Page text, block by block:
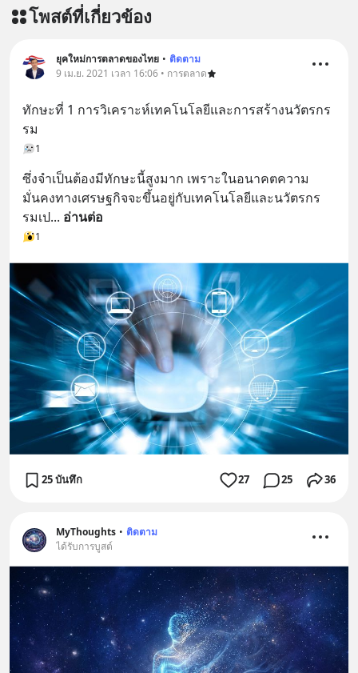
โพสต์ที่เกี่ยวข้อง
ยุคใหม่การตลาดของไทย • ติดตาม
9 เม.ย. 2021 เวลา 16:06 • การตลาด
ทักษะที่ 1 การวิเคราะห์เทคโนโลยีและการสร้างนวัตรกร
รม
1
ซึ่งจำเป็นต้องมีทักษะนี้สูงมาก เพราะในอนาคตความ
มั่นคงทางเศรษฐกิจจะขึ้นอยู่กับเทคโนโลยีและนวัตรกร
รมเป... อ่านต่อ
1
25 บันทึก 27 25 36
MyThoughts • ติดตาม
ได้รับการบูสต์